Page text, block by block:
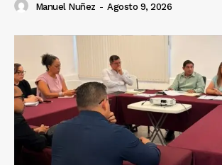
Manuel Nuñez - Agosto 9, 2026